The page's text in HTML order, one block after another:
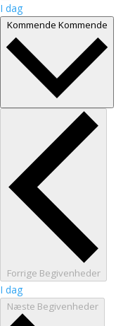
I dag
Kommende Kommende
Forrige Begivenheder
I dag
Næste Begivenheder